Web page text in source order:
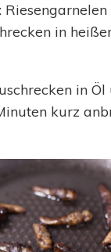
in
in Öl
kurz